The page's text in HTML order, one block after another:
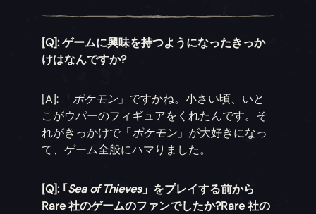
[Q]: ゲームに興味を持つようになったきっか
けはなんですか?
[A]: 「ポケモン」ですかね。小さい頃、いと
こがウパーのフィギュアをくれたんです。そ
れがきっかけで「ポケモン」が大好きになっ
て、ゲーム全般にハマりました。
[Q]: ｢Sea of Thieves」をプレイする前から
Rare 社のゲームのファンでしたか?Rare 社の